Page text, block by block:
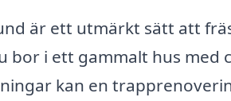
är ett utmärkt sätt att
bor i ett gammalt hus
kan en